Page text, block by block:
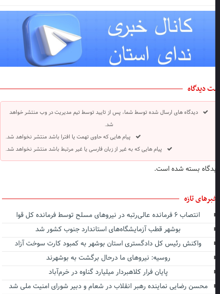
دیدگاه
دیدگاه های ارسال شده توسط شما، پس از تایید توسط تیم مدیریت در وب منتشر خواهد
شد.
پیام هایی که حاوی تهمت یا افترا باشد منتشر نخواهد شد.
پیام هایی که به غیر از زبان فارسی یا غیر مرتبط باشد منتشر نخواهد شد.
بسته شده است.
تازه
انتصاب ۶ فرمانده عالی‌رتبه در نیروهای مسلح توسط فرمانده کل قوا
بوشهر قطب آزمایشگاه‌های استاندارد جنوب کشور شد
واکنش رئیس کل دادگستری استان بوشهر به کمبود کارت سوخت آزاد
روسیه: نیروهای ما درحال برگشت به بوشهرند
پایان فرار کلاهبردار میلیارد گناوه در خرم‌آباد
محسن رضایی نماینده رهبر انقلاب در شعام و دبیر شورای امنیت ملی شد